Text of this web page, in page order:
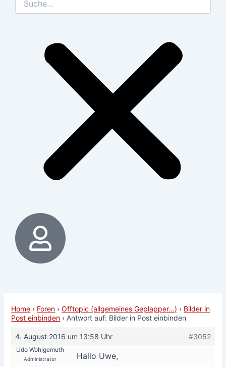
Home › Foren › Offtopic (allgemeines Geplapper…) › Bilder in
Post einbinden › Antwort auf: Bilder in Post einbinden
4. August 2016 um 13:58 Uhr #3052
Udo Wohlgemuth
Administrator
Hallo Uwe,